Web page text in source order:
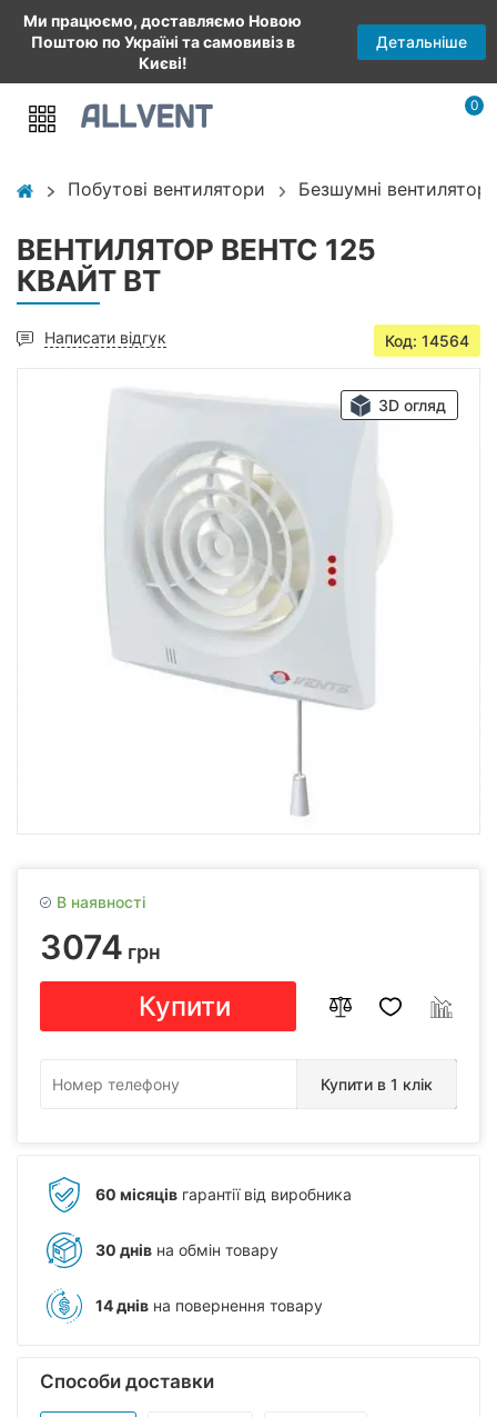
Ми працюємо, доставляємо Новою
Поштою по Україні та самовивіз в
Києві!
Детальніше
0
Побутові вентилятори Безшумні
ВЕНТИЛЯТОР ВЕНТС 125
КВАЙТ ВТ
Написати відгук Код: 14564
3D огляд
В наявності
3074 грн
Купити
Купити в 1 клік
60 місяців гарантії від виробника
30 днів на обмін товару
14 днів на повернення товару
Способи доставки